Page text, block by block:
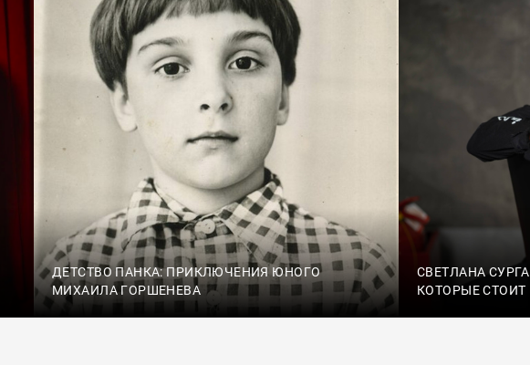
ДЕТСТВО ПАНКА: ПРИКЛЮЧЕНИЯ ЮНОГО
МИХАИЛА ГОРШЕНЕВА
СВЕТЛАНА
КОТОРЫЕ